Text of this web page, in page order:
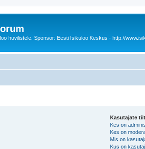
huvilistele. Sponsor: Eesti Isikuloo Keskus - http://
Kasutajate
Kes on
Kes on
Mis on
Kus on